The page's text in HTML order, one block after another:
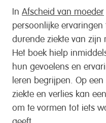
In Afscheid van moeder
persoonlijke
durende ziekte van zijn
Het boek hielp
hun gevoelens en
leren begrijpen. Op
ziekte en verlies kan
om te vormen tot iets
geeft.